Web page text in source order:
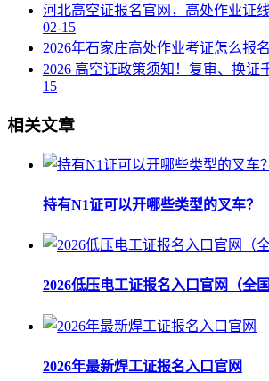
河北高空证报名官网，高处作业证
02-15
2026年石家庄高处作业考证怎么报名
2026 高空证政策须知！复审、换证
15
相关文章
持有N1证可以开哪些类型的叉车？
2026低压电工证报名入口官网（全
2026年最新焊工证报名入口官网